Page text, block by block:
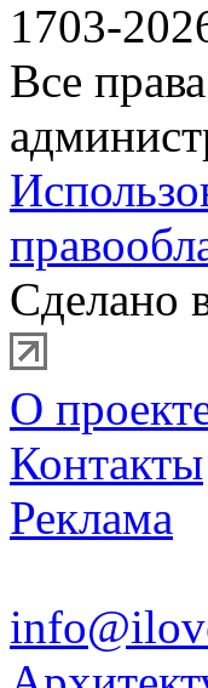
1703-
Все
Сделано
О
Контакты
Реклама